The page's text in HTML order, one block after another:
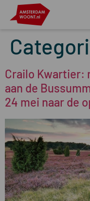
Crailo Kwartier:
aan de
24 mei naar de